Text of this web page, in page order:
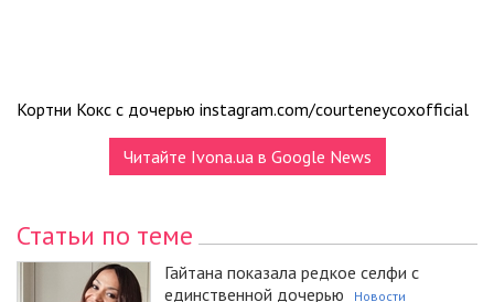
Кортни Кокс с дочерью instagram.com/courteneycoxofficial
Читайте Ivona.ua в Google News
Статьи по теме
Гайтана показала редкое селфи с
единственной дочерью
Новости